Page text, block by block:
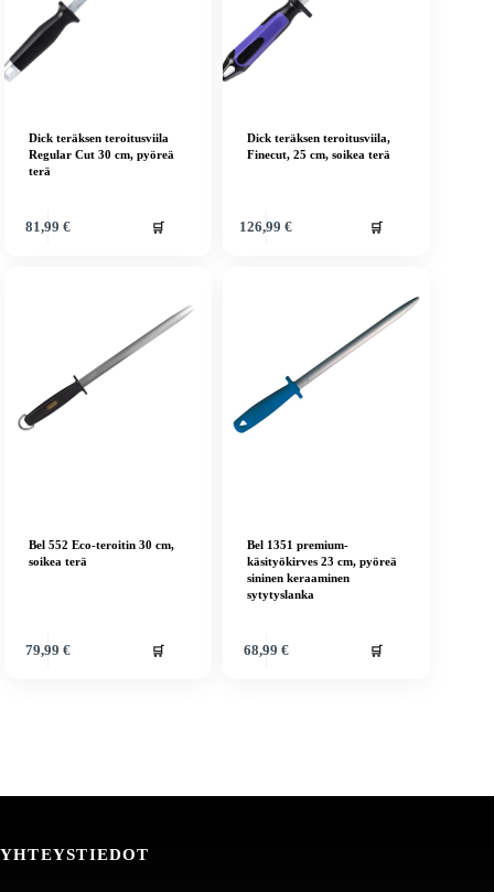
Dick teräksen teroitusviila
Regular Cut 30 cm, pyöreä
terä
81,99 € 🛒
Dick teräksen teroitusviila,
Finecut, 25 cm, soikea terä
126,99€ 🛒
Bel 552 Eco-teroitin 30 cm,
soikea terä
79,99 € 🛒
Bel 1351 premium-
käsityökirves 23 cm, pyöreä
sininen keraaminen
sytytyslanka
68,99 € 🛒
YHTEYSTIEDOT